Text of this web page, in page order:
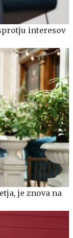
interesov
je znova na